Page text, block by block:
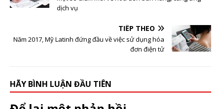
dịch vụ
TIẾP THEO
Năm 2017, Mỹ Latinh đứng đầu về việc sử dụng hóa
đơn điện tử
HÃY BÌNH LUẬN ĐẦU TIÊN